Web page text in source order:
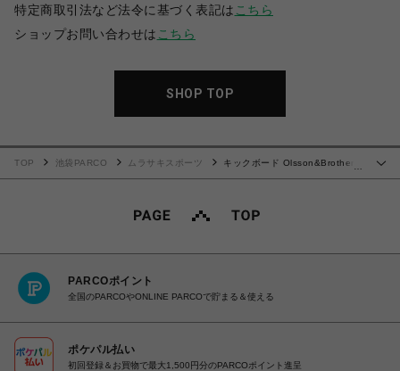
特定商取引法など法令に基づく表記は こちら
ショップお問い合わせは こちら
SHOP TOP
…
TOP 池袋PARCO ムラサキスポーツ
キックボード Olsson&Brothers
PARCOポイント
全国のPARCOやONLINE PARCOで貯まる＆使える
ポケパル払い
初回登録＆お買物で最大1,500円分のPARCOポイント進呈